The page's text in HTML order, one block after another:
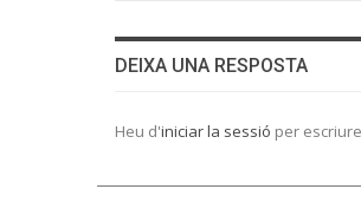
DEIXA UNA RESPOSTA
Heu d'iniciar la sessió per